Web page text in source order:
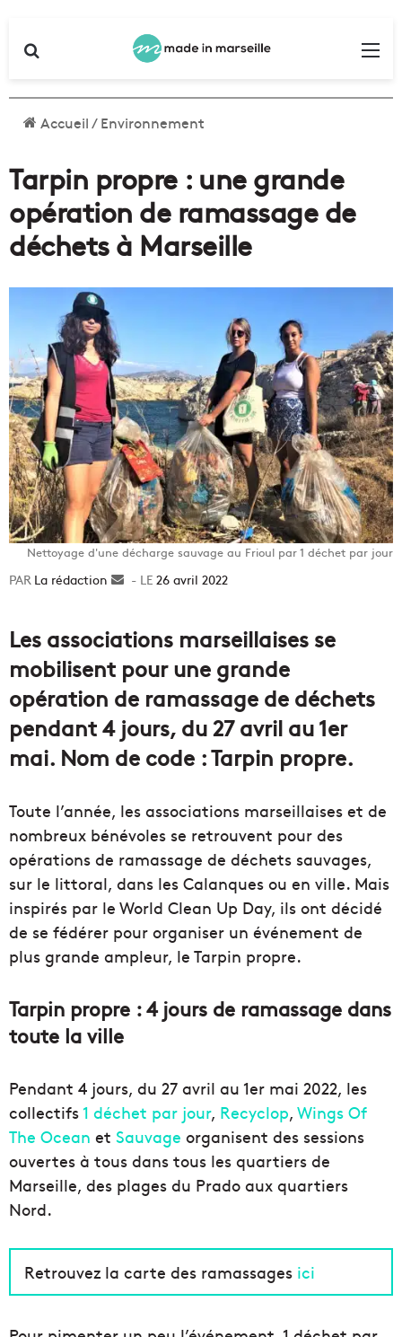
Accueil/Environnement
Tarpin propre : une grande
opération de ramassage de
déchets à Marseille
Nettoyage d'une décharge sauvage au Frioul par 1 déchet par jour
La rédaction
Envoyer26 avril 2022
Les associations marseillaises se
mobilisent pour une grande
opération de ramassage de déchets
pendant 4 jours, du 27 avril au 1er
mai. Nom de code : Tarpin propre.
Toute l’année, les associations marseillaises et de
nombreux bénévoles se retrouvent pour des
opérations de ramassage de déchets sauvages,
sur le littoral, dans les Calanques ou en ville. Mais
inspirés par le World Clean Up Day, ils ont décidé
de se fédérer pour organiser un événement de
plus grande ampleur, le Tarpin propre.
Tarpin propre : 4 jours de ramassage dans
toute la ville
Pendant 4 jours, du 27 avril au 1er mai 2022, les
collectifs1 déchet par jour, Recyclop, Wings Of
The Ocean et Sauvage organisent des sessions
ouvertes à tous dans tous les quartiers de
Marseille, des plages du Prado aux quartiers
Nord.
Retrouvez la carte des ramassages ici